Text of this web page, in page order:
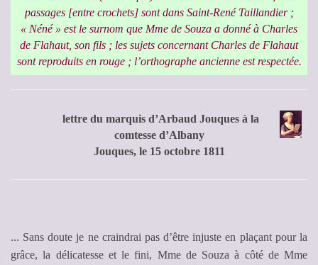
passages [entre crochets] sont dans Saint-René Taillandier ;
« Néné » est le surnom que Mme de Souza a donné à Charles
de Flahaut, son fils ; les sujets concernant Charles de Flahaut
sont reproduits en rouge ; l’orthographe ancienne est respectée.
lettre du marquis d’Arbaud Jouques à la
comtesse d’Albany
Jouques, le 15 octobre 1811
... Sans doute je ne craindrai pas d’être injuste en plaçant pour la
grâce, la délicatesse et le fini, Mme de Souza à côté de Mme